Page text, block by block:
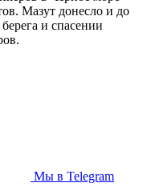
Мазут донесло и до
и спасении
Мы в Telegram